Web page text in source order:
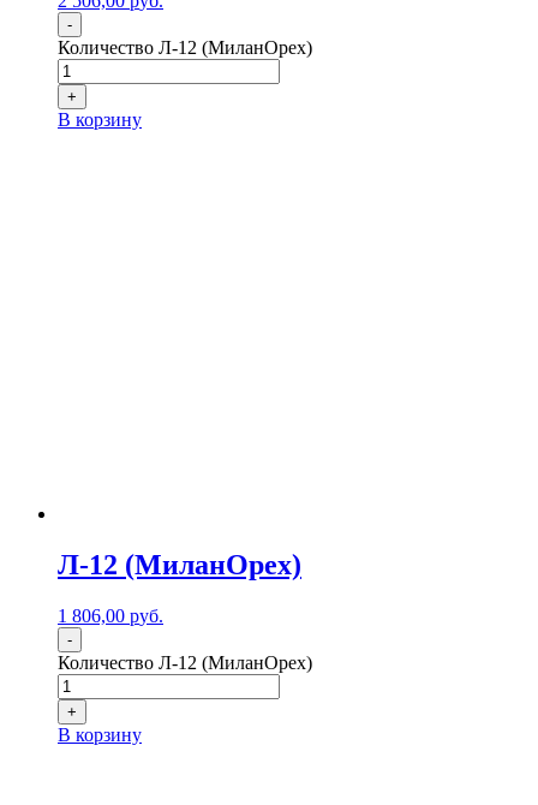
-
Количество Л-12 (МиланОрех)
+
В корзину
Л-12 (МиланОрех)
1 806,00 руб.
-
Количество Л-12 (МиланОрех)
+
В корзину